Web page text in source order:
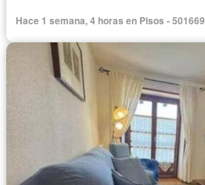
Hace 1 semana, 4 horas en Pisos - 501669